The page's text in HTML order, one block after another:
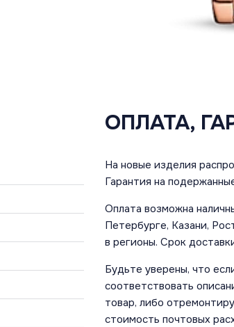
ОПЛАТА,
На новые изделия
Гарантия на
Оплата возможна
Петербурге, Казани,
в регионы. Срок
Будьте уверены, что
соответствовать
товар, либо
стоимость почтовых